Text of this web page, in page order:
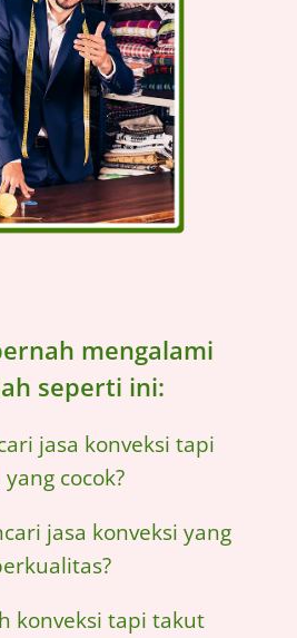
mengalami
seperti ini:
jasa konveksi tapi
cocok?
jasa konveksi yang
konveksi tapi takut